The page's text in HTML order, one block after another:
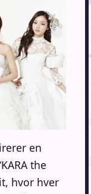
en
the
hvor hver